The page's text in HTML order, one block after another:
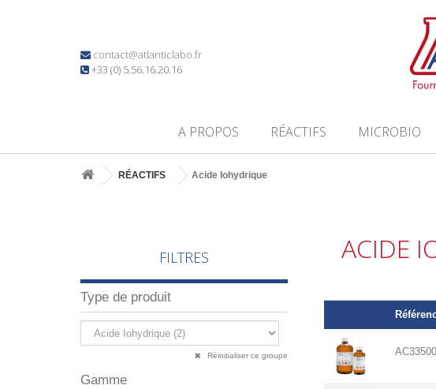
contact@atlanticlabo.fr
+33 (0) 5.56.16.20.16
A PROPOS RÉACTIFS MICROBIO
RÉACTIFS Acide Iohydrique
FILTRES
Type de produit
Réinitialiser ce groupe
Gamme
ACIDE